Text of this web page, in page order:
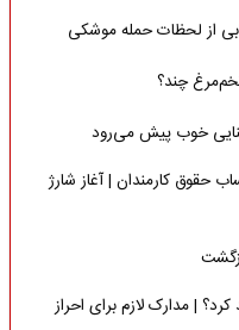
از لحظات حمله موشکی
چند؟
خوب پیش می‌رود
4 میلیونی بحساب حقوق کارمندان | آغاز شارژ
کرد؟ | مدارک لازم برای احراز